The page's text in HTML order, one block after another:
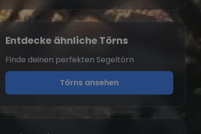
Entdecke ähnliche Törns
Finde deinen perfekten Segeltörn
Törns ansehen